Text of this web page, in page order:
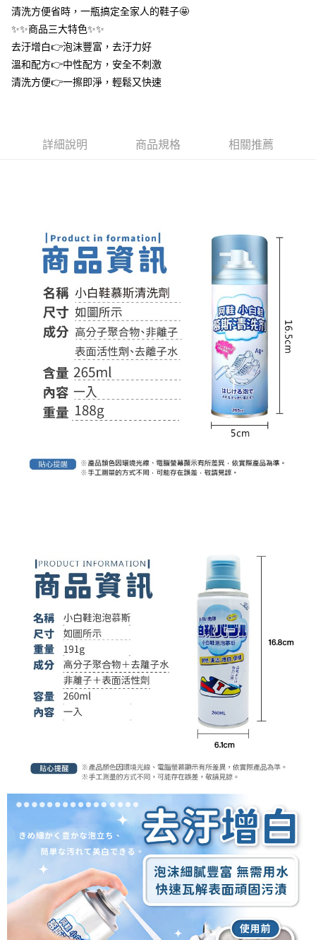
結帳頁面，進行簡訊認證並確認金額後，即可完成結帳。
３．收到繳費通知簡訊後14天內，點擊此簡訊中的連結，可透過四大超商／
ATM／網路銀行／等多元方式進行付款，方視為交易完成。
※ 請注意：結帳手續完成當下不需立刻繳費，但若您需要取消訂單，請聯絡
購買商品的店家。未經商家同意取消之訂單仍視為有效，需透過AFTEE先享
後付繳納相關費用。
【注意事項】
「AFTEE先享後付」，若未經同意申辦者引起之損失，本公司不負相關責
４．使用「AFTEE先享後付」時，將依據個別帳號之用戶狀況，依本公司即
時審查核予不同之上限額度；若仍有額度不足之情形，本公司將視審查結果
請求用戶進行身份認證。
５．嚴禁一人註冊多個帳號或使用他人資訊註冊。若發現惡意使用之情形，
恩沛科技股份有限公司將有權停止該用戶之使用額度並採取法律行動。
付款後全家取貨
每筆NT$60，滿NT$399(含以上)免運費
7-11取貨付款
每筆NT$60，滿NT$399(含以上)免運費
清洗方便省時，一瓶搞定全家人的鞋子🤩
✨✨商品三大特色✨✨
去汙增白👉泡沫豐富，去汙力好
溫和配方👉中性配方，安全不刺激
清洗方便👉一擦即淨，輕鬆又快速
詳細說明 商品規格 相關推薦